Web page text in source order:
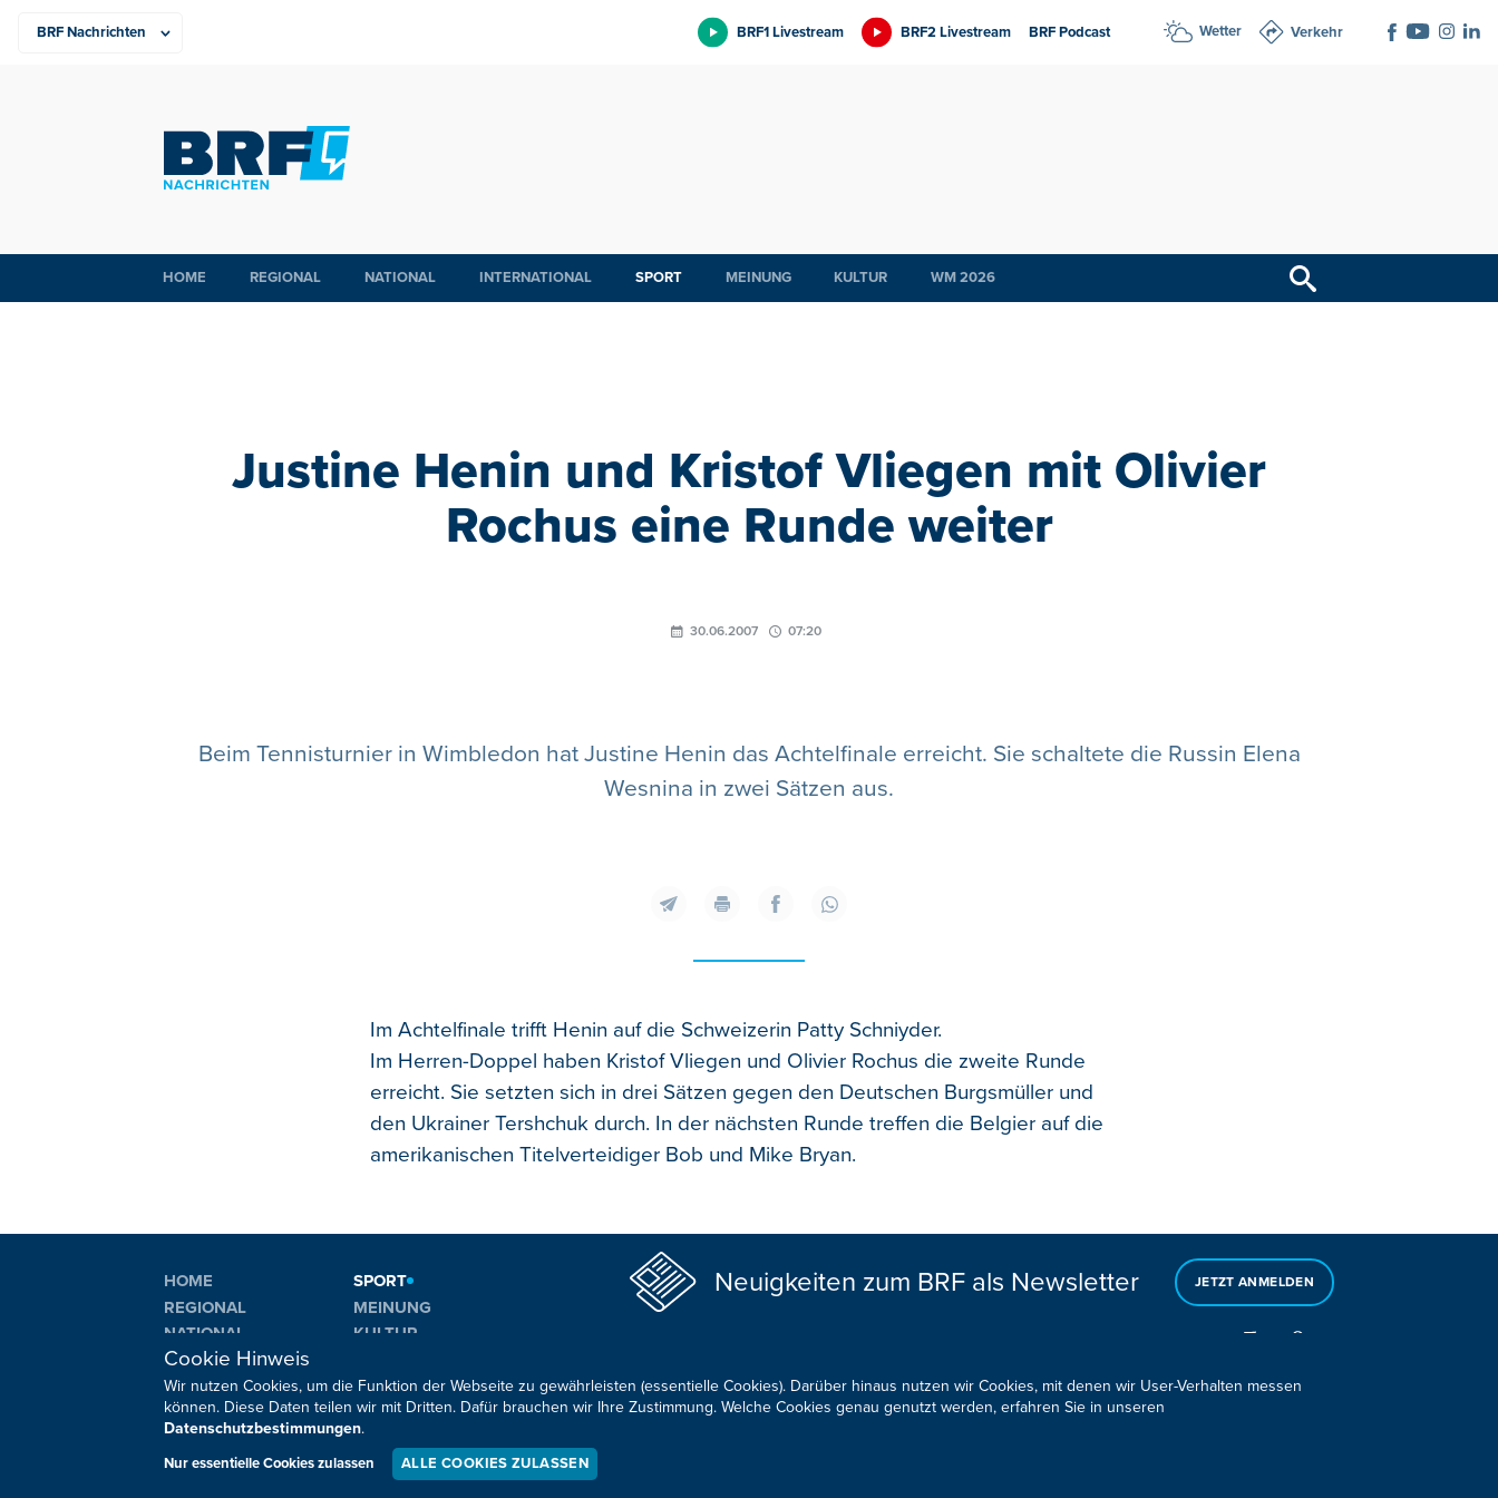
BRF1 Livestream BRF2 Livestream BRF Podcast Wetter Verkehr
HOME REGIONAL NATIONAL INTERNATIONAL SPORT MEINUNG KULTUR WM 2026
Justine Henin und Kristof Vliegen mit Olivier
Rochus eine Runde weiter
30.06.2007 07:20
Beim Tennisturnier in Wimbledon hat Justine Henin das Achtelfinale erreicht. Sie schaltete die Russin Elena
Wesnina in zwei Sätzen aus.
Im Achtelfinale trifft Henin auf die Schweizerin Patty Schniyder.
Im Herren-Doppel haben Kristof Vliegen und Olivier Rochus die zweite Runde
erreicht. Sie setzten sich in drei Sätzen gegen den Deutschen Burgsmüller und
den Ukrainer Tershchuk durch. In der nächsten Runde treffen die Belgier auf die
amerikanischen Titelverteidiger Bob und Mike Bryan.
HOME
REGIONAL
NATIONAL
INTERNATIONAL
SPORT
MEINUNG
KULTUR
Neuigkeiten zum BRF als Newsletter JETZT ANMELDEN
Sie haben noch Fragen oder Anmerkungen?
Barrierefreiheit Cookie-Zustimmung anpassen
Cookie Hinweis
Wir nutzen Cookies, um die Funktion der Webseite zu gewährleisten (essentielle Cookies). Darüber hinaus nutzen wir Cookies, mit denen wir User-Verhalten messen
können. Diese Daten teilen wir mit Dritten. Dafür brauchen wir Ihre Zustimmung. Welche Cookies genau genutzt werden, erfahren Sie in unseren
Datenschutzbestimmungen.
Nur essentielle Cookies zulassen ALLE COOKIES ZULASSEN